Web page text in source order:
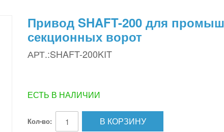
Привод SHAFT-200 для
секционных ворот
АРТ.:SHAFT-200KIT
ЕСТЬ В НАЛИЧИИ
Кол-во: В КОРЗИНУ